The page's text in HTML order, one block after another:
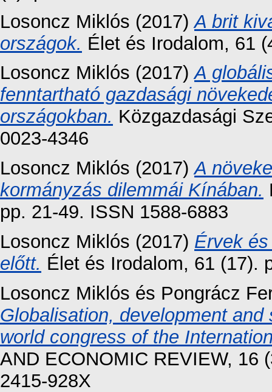
Losoncz Miklós (2017)A brit
országok. Élet és Irodalom, 61
Losoncz Miklós (2017)A
fenntartható gazdasági
országokban. Közgazdasági
0023-4346
Losoncz Miklós (2017)A
kormányzás dilemmái Kínában.
pp. 21-49. ISSN 1588-6883
Losoncz Miklós (2017) Érvek
előtt. Élet és Irodalom, 61 (17).
Losoncz Miklós és Pongrácz
Globalisation, development
world congress of the
AND ECONOMIC REVIEW, 16
2415-928X